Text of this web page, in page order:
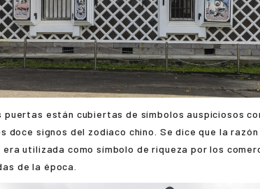
puertas están cubiertas de símbolos auspiciosos
doce signos del zodiaco chino. Se dice que la
era utilizada como símbolo de riqueza por los
de la época.